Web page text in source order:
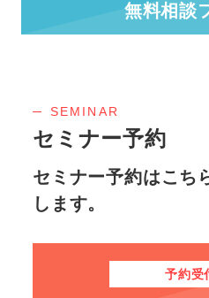
無料相談
SEMINAR
セミナー予約
セミナー予約はこち
します。
予約受